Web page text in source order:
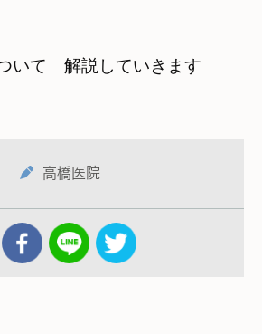
いて　解説していきます
高橋医院